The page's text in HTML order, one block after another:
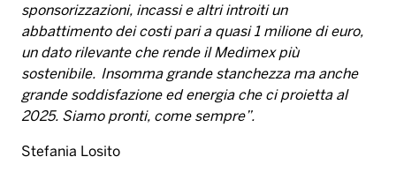
sponsorizzazioni, incassi e altri introiti un
abbattimento dei costi pari a quasi 1 milione di euro,
un dato rilevante che rende il Medimex più
sostenibile. Insomma grande stanchezza ma anche
grande soddisfazione ed energia che ci proietta al
2025. Siamo pronti, come sempre”.
Stefania Losito